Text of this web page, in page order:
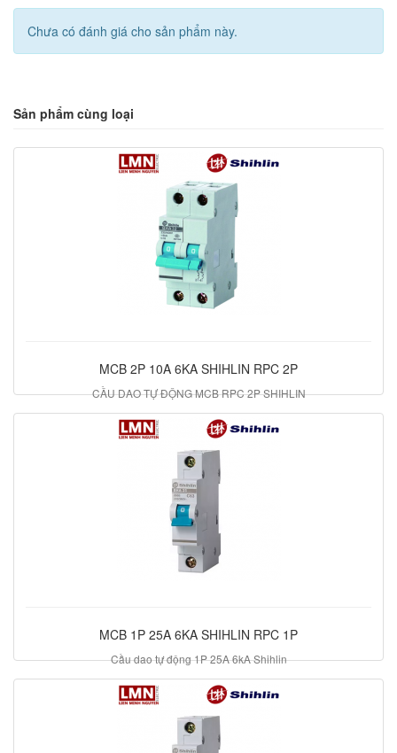
Chưa có đánh giá cho sản phẩm này.
Sản phẩm cùng loại
MCB 2P 10A 6KA SHIHLIN RPC 2P
CẦU DAO TỰ ĐỘNG MCB RPC 2P SHIHLIN
91.000 đ
MCB 1P 25A 6KA SHIHLIN RPC 1P
Cầu dao tự động 1P 25A 6kA Shihlin
42.700 đ